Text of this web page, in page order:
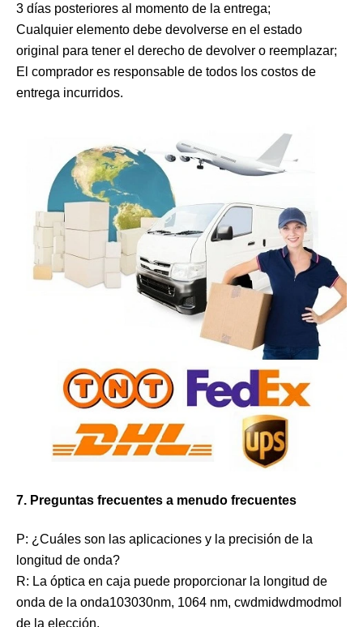
3 días posteriores al momento de la entrega;
Cualquier elemento debe devolverse en el estado
original para tener el derecho de devolver o reemplazar;
El comprador es responsable de todos los costos de
entrega incurridos.
7. Preguntas frecuentes a menudo frecuentes
P: ¿Cuáles son las aplicaciones y la precisión de la
longitud de onda?
R: La óptica en caja puede proporcionar la longitud de
onda de la onda103030nm, 1064 nm, cwdmidwdmodmol
de la elección.